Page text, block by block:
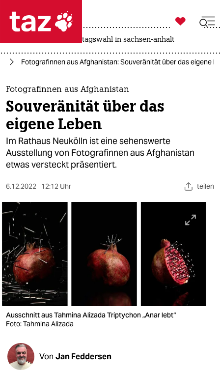
 taz zahl ich
taz zahl ich
themen
politik
öko
gesellschaft
sport
berlin
nord
wahrheit
verlag
verlag
veranstaltungen
shop
fragen & hilfe

taz zahl ich
landtagswahl in sachsen-anhalt
Fotografinnen aus Afghanistan: Souveränität über das eigene
Fotografinnen aus Afghanistan
Souveränität über das
eigene Leben
Im Rathaus Neukölln ist eine sehenswerte
Ausstellung von Fotografinnen aus Afghanistan
etwas versteckt präsentiert.
6.12.2022 12:12 Uhr teilen
Ausschnitt aus Tahmina Alizada Triptychon „Anar lebt“
Foto: Tahmina Alizada
Von Jan Feddersen